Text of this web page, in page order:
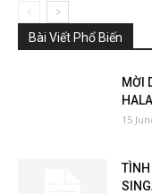
Bài Viết Phổ Biến
MỜI
15
TÌNH